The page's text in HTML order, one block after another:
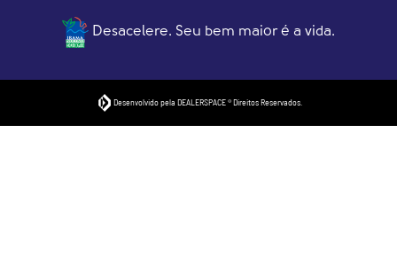
Desacelere. Seu bem maior é a vida.
Desenvolvido pela DEALERSPACE ® Direitos Reservados.